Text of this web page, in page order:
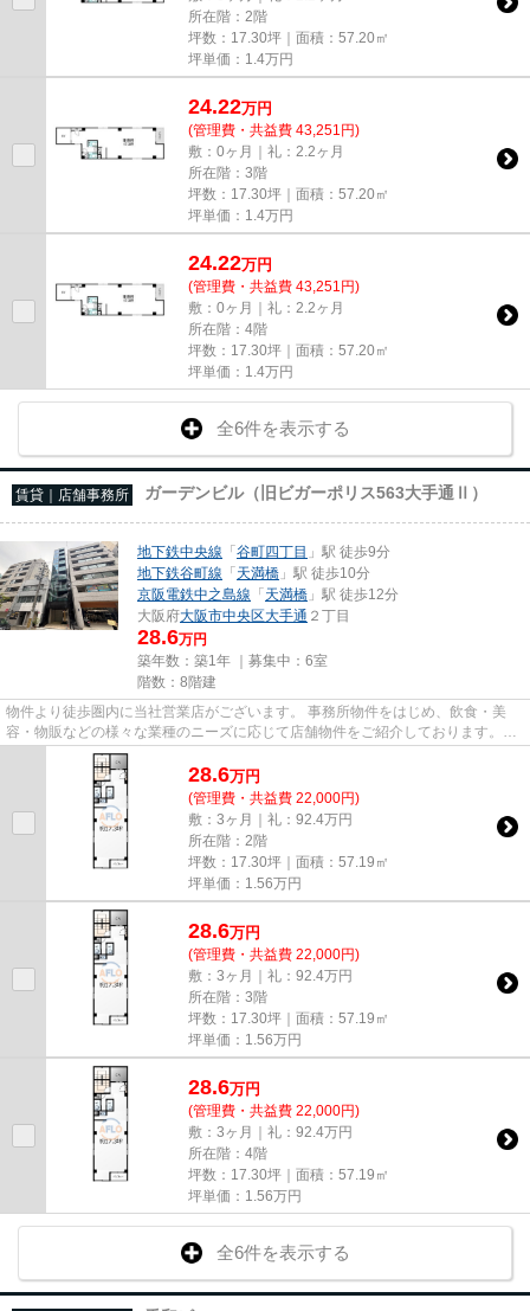
所在階：2階
坪数：17.30坪｜面積：57.20㎡
坪単価： 1.4万円
24.22万円
(管理費・共益費 43,251円)
敷：0ヶ月｜礼：2.2ヶ月
所在階：3階
坪数：17.30坪｜面積：57.20㎡
坪単価： 1.4万円
24.22万円
(管理費・共益費 43,251円)
敷：0ヶ月｜礼：2.2ヶ月
所在階：4階
坪数：17.30坪｜面積：57.20㎡
坪単価： 1.4万円
全6件を表示する
賃貸｜店舗事務所 ガーデンビル（旧ビガーポリス563大手通Ⅱ）
地下鉄中央線 「谷町四丁目 」駅 徒歩9分
地下鉄谷町線 「天満橋 」駅 徒歩10分
京阪電鉄中之島線 「天満橋 」駅 徒歩12分
大阪府大阪市中央区大手通 ２丁目
28.6万円
築年数：築1年 ｜募集中： 6室
階数：8階建
物件より徒歩圏内に当社営業店がございます。 事務所物件をはじめ、飲食・美
容・物販などの様々な業種のニーズに応じて店舗物件をご紹介しております。
尚、弊社ではおとり広告は一切...
28.6万円
(管理費・共益費 22,000円)
敷：3ヶ月｜礼：92.4万円
所在階：2階
坪数：17.30坪｜面積：57.19㎡
坪単価： 1.56万円
28.6万円
(管理費・共益費 22,000円)
敷：3ヶ月｜礼：92.4万円
所在階：3階
坪数：17.30坪｜面積：57.19㎡
坪単価： 1.56万円
28.6万円
(管理費・共益費 22,000円)
敷：3ヶ月｜礼：92.4万円
所在階：4階
坪数：17.30坪｜面積：57.19㎡
坪単価： 1.56万円
全6件を表示する